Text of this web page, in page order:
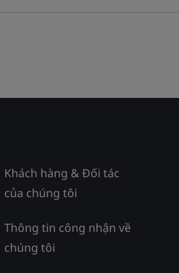
Khách hàng & Đối tác
của chúng tôi
Thông tin công nhận về
chúng tôi